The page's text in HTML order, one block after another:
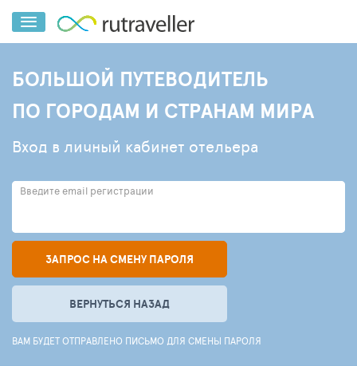
БОЛЬШОЙ ПУТЕВОДИТЕЛЬ
ПО ГОРОДАМ И СТРАНАМ МИРА
Вход в личный кабинет отельера
Введите email регистрации
ЗАПРОС НА СМЕНУ ПАРОЛЯ
ВЕРНУТЬСЯ НАЗАД
ВАМ БУДЕТ ОТПРАВЛЕНО ПИСЬМО ДЛЯ СМЕНЫ ПАРОЛЯ